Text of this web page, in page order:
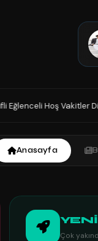
Diler 2026
Anasayfa
Çok